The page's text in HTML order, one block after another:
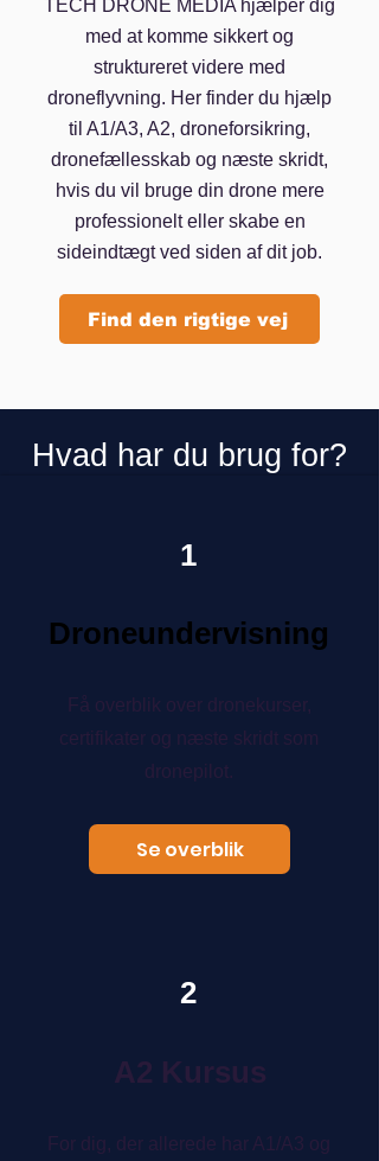
TECH DRONE MEDIA hjælper dig
med at komme sikkert og
struktureret videre med
droneflyvning. Her finder du hjælp
til A1/A3, A2, droneforsikring,
dronefællesskab og næste skridt,
hvis du vil bruge din drone mere
professionelt eller skabe en
sideindtægt ved siden af dit job.
Find den rigtige vej
Hvad har du brug for?
1
Droneundervisning
Få overblik over dronekurser,
certifikater og næste skridt som
dronepilot.
Se overblik
2
A2 Kursus
For dig, der allerede har A1/A3 og